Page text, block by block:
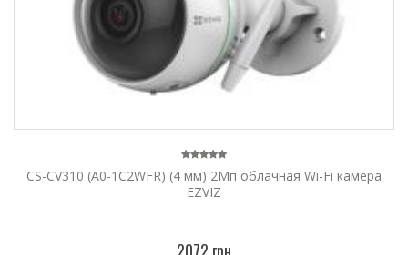
CS-CV310 (A0-1C2WFR) (4 мм) 2Мп облачная Wi-Fi камера
EZVIZ